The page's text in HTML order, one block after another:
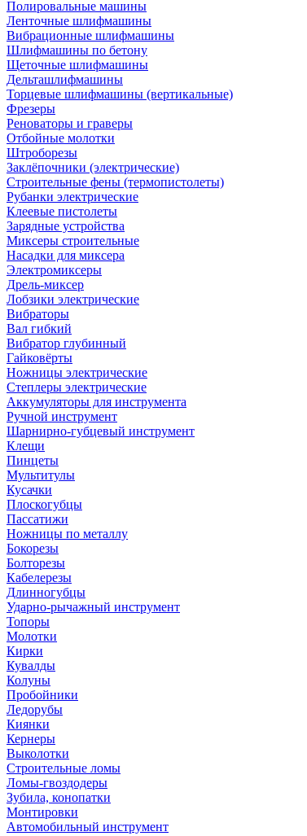
Полировальные машины
Ленточные шлифмашины
Вибрационные шлифмашины
Шлифмашины по бетону
Щеточные шлифмашины
Дельташлифмашины
Торцевые шлифмашины (вертикальные)
Фрезеры
Реноваторы и граверы
Отбойные молотки
Штроборезы
Заклёпочники (электрические)
Строительные фены (термопистолеты)
Рубанки электрические
Клеевые пистолеты
Зарядные устройства
Миксеры строительные
Насадки для миксера
Электромиксеры
Дрель-миксер
Лобзики электрические
Вибраторы
Вал гибкий
Вибратор глубинный
Гайковёрты
Ножницы электрические
Степлеры электрические
Аккумуляторы для инструмента
Ручной инструмент
Шарнирно-губцевый инструмент
Клещи
Пинцеты
Мультитулы
Кусачки
Плоскогубцы
Пассатижи
Ножницы по металлу
Бокорезы
Болторезы
Кабелерезы
Длинногубцы
Ударно-рычажный инструмент
Топоры
Молотки
Кирки
Кувалды
Колуны
Пробойники
Ледорубы
Киянки
Кернеры
Выколотки
Строительные ломы
Ломы-гвоздодеры
Зубила, конопатки
Монтировки
Автомобильный инструмент